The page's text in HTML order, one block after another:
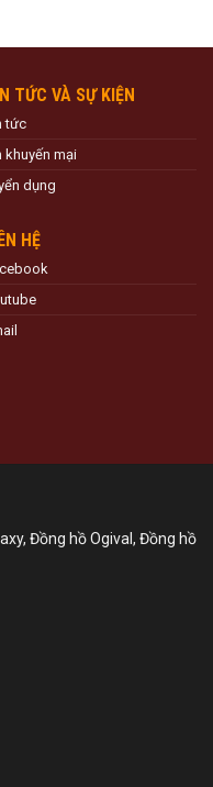
TỨC VÀ SỰ KIỆN
tức
khuyến mại
dụng
HỆ
Đồng hồ Ogival, Đồng hồ